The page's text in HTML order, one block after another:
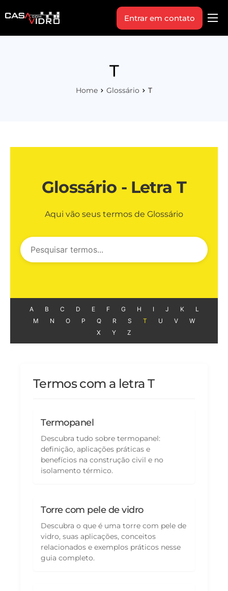
Produtos
Entrar em contato
T
Home Glossário T
Glossário - Letra T
Aqui vão seus termos de Glossário
A B C D E F G H I J K
L
M
N O P Q R S T U V
W
X
Y Z
Termos com a letra T
Termopanel
Descubra tudo sobre termopanel:
definição, aplicações práticas e
benefícios na construção civil e no
isolamento térmico.
Torre com pele de vidro
Descubra o que é uma torre com pele de
vidro, suas aplicações, conceitos
relacionados e exemplos práticos nesse
guia completo.